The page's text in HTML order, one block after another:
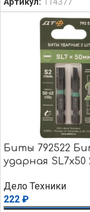
Артикул: 114377
Биты 792522
ударная
Дело Техники
222 ₽